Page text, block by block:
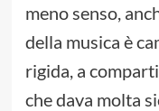
meno senso,
della musica è
rigida, a
che dava molta